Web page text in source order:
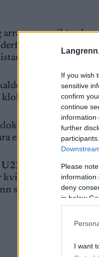
If you wish
sensitive
confirm
continue
information
further
Please
information
deny
in below
I want
til å
besluttet at
og starttider.
punktet i
klokka 10:45.
11:10. Menn
er avlyst.
U23-NM langrenn
kvinner og menn,
senior, U23-NM,